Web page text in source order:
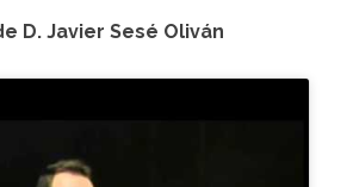
D. Javier Sesé Oliván